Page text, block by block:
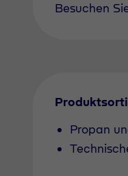
Besuchen
Propan